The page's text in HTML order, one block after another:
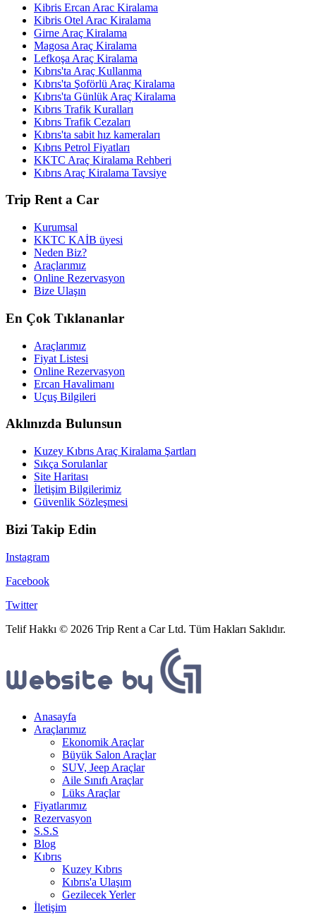
Kibris Ercan Arac Kiralama
Kibris Otel Arac Kiralama
Girne Araç Kiralama
Magosa Araç Kiralama
Lefkoşa Araç Kiralama
Kıbrıs'ta Araç Kullanma
Kıbrıs'ta Şoförlü Araç Kiralama
Kıbrıs'ta Günlük Araç Kiralama
Kıbrıs Trafik Kuralları
Kıbrıs Trafik Cezaları
Kıbrıs'ta sabit hız kameraları
Kıbrıs Petrol Fiyatları
KKTC Araç Kiralama Rehberi
Kıbrıs Araç Kiralama Tavsiye
Trip Rent a Car
Kurumsal
KKTC KAİB üyesi
Neden Biz?
Araçlarımız
Online Rezervasyon
Bize Ulaşın
En Çok Tıklananlar
Araçlarımız
Fiyat Listesi
Online Rezervasyon
Ercan Havalimanı
Uçuş Bilgileri
Aklınızda Bulunsun
Kuzey Kıbrıs Araç Kiralama Şartları
Sıkça Sorulanlar
Site Haritası
İletişim Bilgilerimiz
Güvenlik Sözleşmesi
Bizi Takip Edin
Instagram
Facebook
Twitter
Telif Hakkı © 2026 Trip Rent a Car Ltd. Tüm Hakları Saklıdır.
Anasayfa
Araçlarımız
Ekonomik Araçlar
Büyük Salon Araçlar
SUV, Jeep Araçlar
Aile Sınıfı Araçlar
Lüks Araçlar
Fiyatlarımız
Rezervasyon
S.S.S
Blog
Kıbrıs
Kuzey Kıbrıs
Kıbrıs'a Ulaşım
Gezilecek Yerler
İletişim